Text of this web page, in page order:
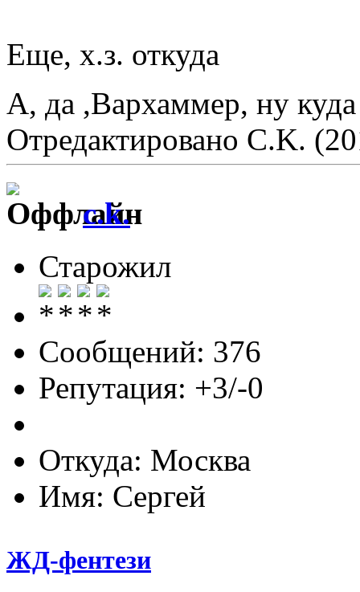
Еще, х.з. откуда
А, да ,Вархаммер, ну
Отредактировано C.K.
c.k.
Старожил
Сообщений: 376
Репутация: +3/-0
Откуда: Москва
Имя: Сергей
ЖД-фентези